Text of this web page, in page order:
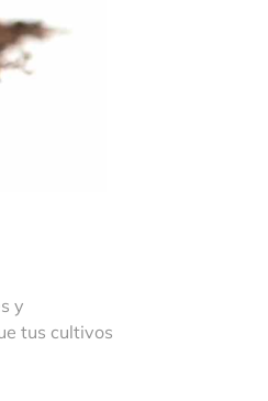
y
tus cultivos